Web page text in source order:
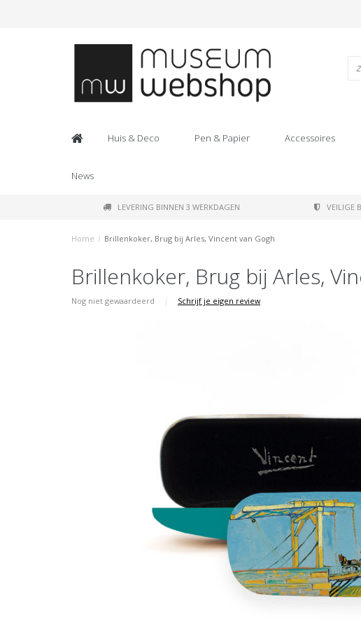
Huis & Deco Pen & Papier Accessoires
News
LEVERING BINNEN 3 WERKDAGEN VEILIGE
Home / Brillenkoker, Brug bij Arles, Vincent van Gogh
Brillenkoker, Brug bij Arles,
Nog niet gewaardeerd | Schrijf je eigen review